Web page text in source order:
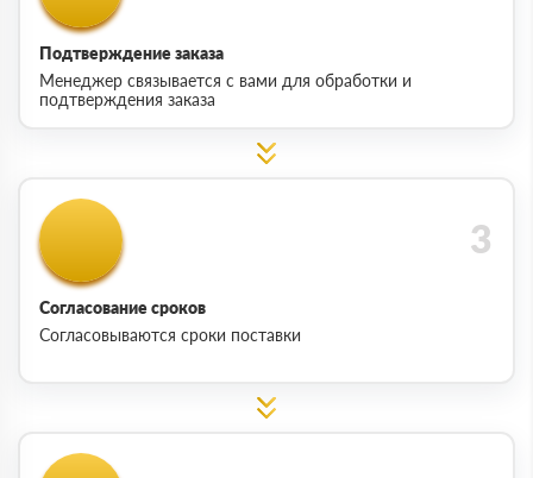
Подтверждение заказа
Менеджер связывается с вами для обработки и
подтверждения заказа
Согласование сроков
Согласовываются сроки поставки